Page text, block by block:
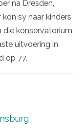
na Dresden,
sy haar kinders
die konservatorium
uitvoering in
op 77.